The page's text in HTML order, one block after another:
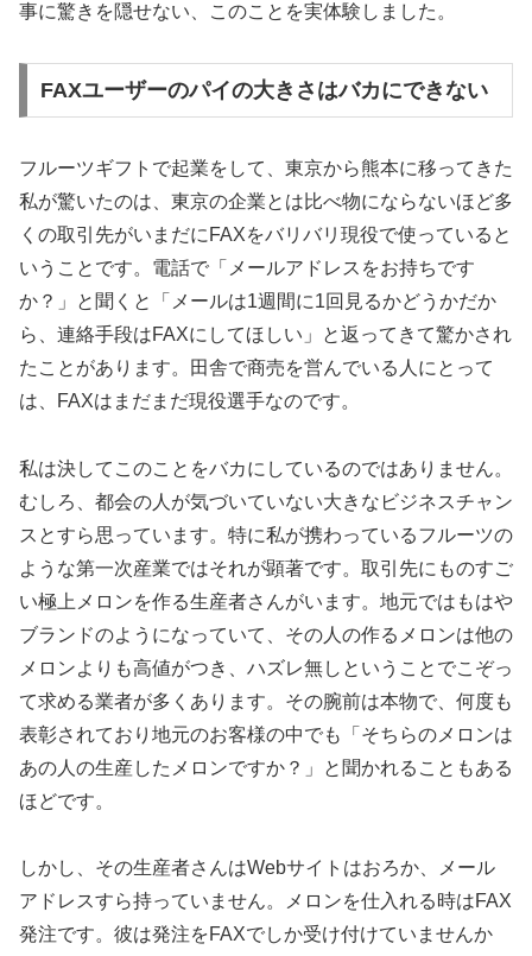
事に驚きを隠せない、このことを実体験しました。
FAXユーザーのパイの大きさはバカにできない
フルーツギフトで起業をして、東京から熊本に移ってきた
私が驚いたのは、東京の企業とは比べ物にならないほど多
くの取引先がいまだにFAXをバリバリ現役で使っていると
いうことです。電話で「メールアドレスをお持ちです
か？」と聞くと「メールは1週間に1回見るかどうかだか
ら、連絡手段はFAXにしてほしい」と返ってきて驚かされ
たことがあります。田舎で商売を営んでいる人にとって
は、FAXはまだまだ現役選手なのです。
私は決してこのことをバカにしているのではありません。
むしろ、都会の人が気づいていない大きなビジネスチャン
スとすら思っています。特に私が携わっているフルーツの
ような第一次産業ではそれが顕著です。取引先にものすご
い極上メロンを作る生産者さんがいます。地元ではもはや
ブランドのようになっていて、その人の作るメロンは他の
メロンよりも高値がつき、ハズレ無しということでこぞっ
て求める業者が多くあります。その腕前は本物で、何度も
表彰されており地元のお客様の中でも「そちらのメロンは
あの人の生産したメロンですか？」と聞かれることもある
ほどです。
しかし、その生産者さんはWebサイトはおろか、メール
アドレスすら持っていません。メロンを仕入れる時はFAX
発注です。彼は発注をFAXでしか受け付けていませんか